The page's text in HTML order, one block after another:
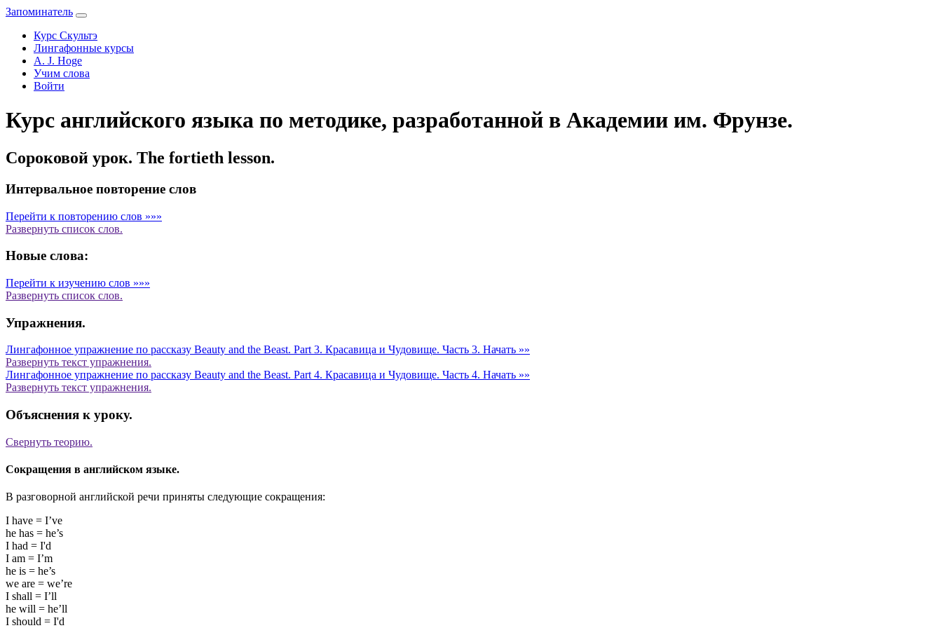
Запоминатель
Курс Скультэ
Лингафонные курсы
A. J. Hoge
Учим слова
Войти
Курс английского языка по методике, разработанной в Академии им. Фрунзе.
Сороковой урок. The fortieth lesson.
Интервальное повторение слов
Перейти к повторению слов »»»
Развернуть список слов.
Новые слова:
Перейти к изучению слов »»»
Развернуть список слов.
Упражнения.
Лингафонное упражнение по рассказу Beauty and the Beast. Part 3. Красавица и Чудовище. Часть 3. Начать »»
Развернуть текст упражнения.
Лингафонное упражнение по рассказу Beauty and the Beast. Part 4. Красавица и Чудовище. Часть 4. Начать »»
Развернуть текст упражнения.
Объяснения к уроку.
Свернуть теорию.
Сокращения в английском языке.
В разговорной английской речи приняты следующие сокращения:
I have = I’ve
he has = he’s
I had = I'd
I am = I’m
he is = he’s
we are = we’re
I shall = I’ll
he will = he’ll
I should = I'd